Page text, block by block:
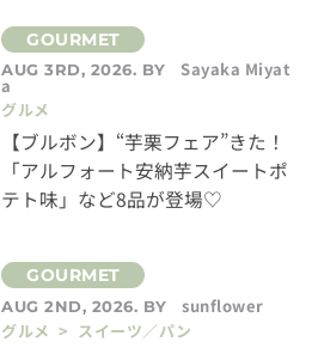
AUG 3RD, 2026. BY Sayaka Miyat
a
グルメ
【ブルボン】“芋栗フェア”きた！
「アルフォート安納芋スイートポ
テト味」など8品が登場♡
AUG 2ND, 2026. BY
sunflower
グルメ > スイーツ／パン